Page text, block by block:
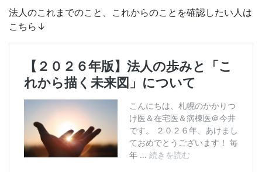
法人のこれまでのこと、これからのことを確認したい人は
こちら↓